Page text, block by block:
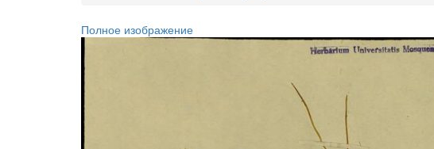
Полное изображение